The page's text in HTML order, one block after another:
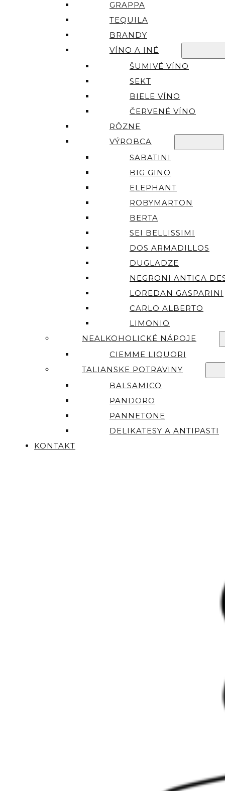
GRAPPA
TEQUILA
BRANDY
VÍNO A INÉ
ŠUMIVÉ VÍNO
SEKT
BIELE VÍNO
ČERVENÉ VÍNO
RÔZNE
VÝROBCA
SABATINI
BIG GINO
ELEPHANT
ROBYMARTON
BERTA
SEI BELLISSIMI
DOS ARMADILLOS
DUGLADZE
NEGRONI ANTICA
LOREDAN GASPARINI
CARLO ALBERTO
LIMONIO
NEALKOHOLICKÉ NÁPOJE
CIEMME LIQUORI
TALIANSKE POTRAVINY
BALSAMICO
PANDORO
PANNETONE
DELIKATESY A ANTIPASTI
KONTAKT